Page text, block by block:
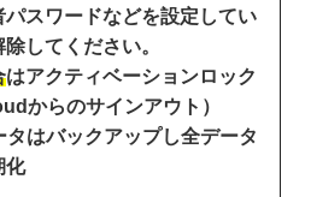
パスワードなどを設定してい
してください。
はアクティベーションロック
からのサインアウト）
タはバックアップし全データ
化